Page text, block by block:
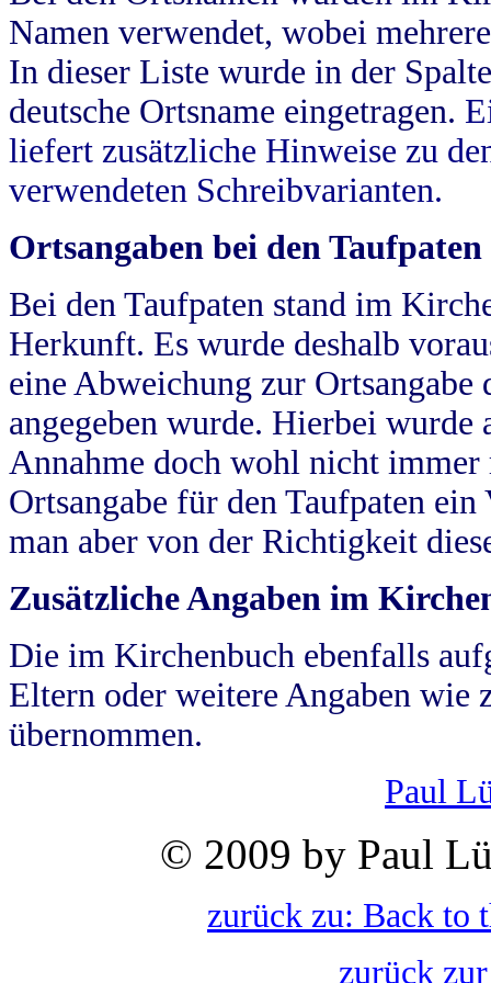
Namen verwendet, wobei
In dieser Liste wurde in der
deutsche Ortsname eingetragen.
liefert zusätzliche Hinweise zu
verwendeten Schreibvarianten.
Ortsangaben bei den Taufpaten
Bei den Taufpaten stand im
Herkunft. Es wurde deshalb
eine Abweichung zur
angegeben wurde. Hierbei wurde
Annahme doch wohl nicht
Ortsangabe für den Taufpaten
man aber von der Richtigkeit
Zusätzliche Angaben im
Die im Kirchenbuch ebenfalls
Eltern oder weitere Angaben wie
übernommen.
Paul
© 2009 by Paul
zurück zu: Back to
zurück